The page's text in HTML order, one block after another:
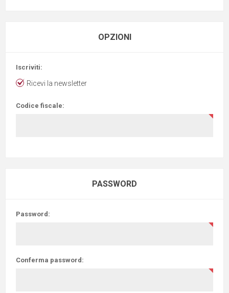
OPZIONI
Iscriviti:
Ricevi la newsletter
Codice fiscale:
PASSWORD
Password:
Conferma password: